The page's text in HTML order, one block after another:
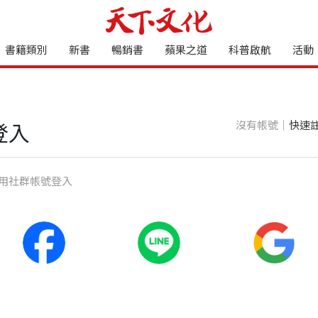
書籍類別 新書 暢銷書 蘋果之道 科普啟航 活動
入 沒有帳號｜ 快速
社群帳號登入